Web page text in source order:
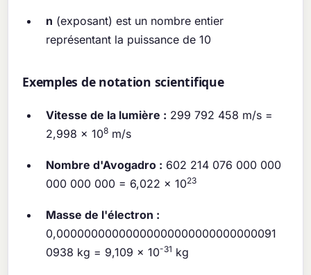
n (exposant) est un nombre entier
représentant la puissance de 10
Exemples de notation scientifique
Vitesse de la lumière : 299 792 458 m/s =
2,998 × 108 m/s
Nombre d'Avogadro : 602 214 076 000 000
000 000 000 = 6,022 × 1023
Masse de l'électron :
0,00000000000000000000000000000091
0938 kg = 9,109 × 10-31 kg